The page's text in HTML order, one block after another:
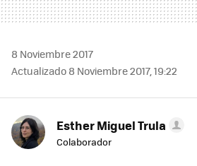
8 Noviembre 2017
Actualizado 8 Noviembre 2017, 19:22
Esther Miguel Trula
Colaborador